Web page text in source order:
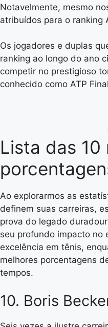
Notavelmente, mesmo
atribuídos para o ranking
Os jogadores e duplas
ranking ao longo do ano
competir no prestigioso
conhecido como ATP
Lista das 10
Ao explorarmos as
definem suas carreiras,
prova do legado
seu profundo impacto no
excelência em tênis,
melhores porcentagens
tempos.
10. Boris